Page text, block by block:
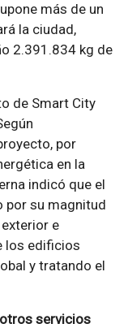
más de un
la ciudad,
2.391.834 kg de
de Smart City
por
en la
indicó que el
por su magnitud
e
los edificios
y tratando el
servicios